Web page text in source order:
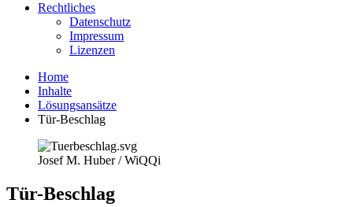
Rechtliches
Datenschutz
Impressum
Lizenzen
Home
Inhalte
Lösungsansätze
Tür-Beschlag
Josef M. Huber / WiQQi
Tür-Beschlag